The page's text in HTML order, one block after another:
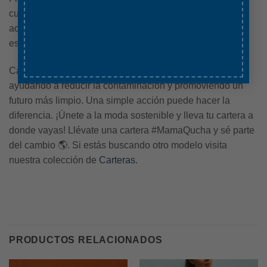
cumplido su ciclo de vida útil retira el cierre y los
accesorios y desecha el cuerpo de la cartera en tu
estación de reciclaje de plástico.
Cada cartera contribuye a un consumo más consciente,
ayudando a reducir la contaminación y promoviendo un
futuro más limpio. Una simple acción puede hacer la
diferencia. ¡Únete a la moda sostenible y lleva tu cartera a
donde vayas! Llévate una cartera #MamaQucha y sé parte
del cambio 🌎. Si estás buscando otro modelo visita
nuestra colección de Carteras.
PRODUCTOS RELACIONADOS